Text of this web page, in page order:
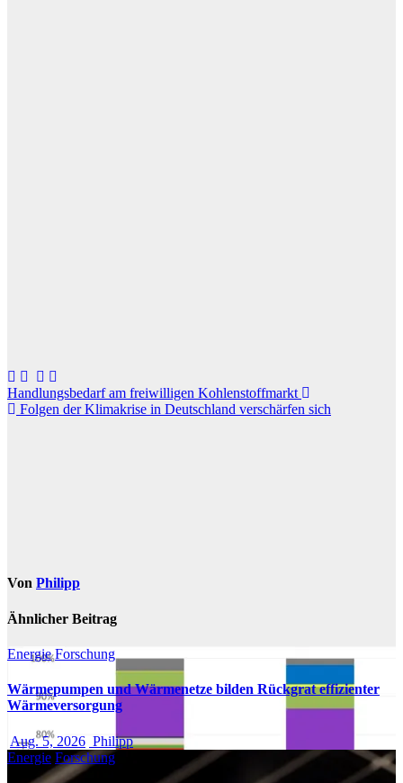
Beitragsnavigation
Handlungsbedarf am freiwilligen Kohlenstoffmarkt
Folgen der Klimakrise in Deutschland verschärfen sich
Von Philipp
Ähnlicher Beitrag
Energie Forschung
Wärmepumpen und Wärmenetze bilden Rückgrat effizienter
Wärmeversorgung
Aug. 5, 2026 Philipp
Energie Forschung